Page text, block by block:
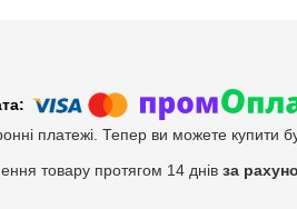
платежі. Тепер ви можете купити
товару протягом 14 днів за